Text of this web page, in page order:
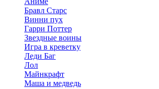
Бравл Старс
Винни пух
Гарри Поттер
Звездные воины
Игра в креветку
Леди Баг
Лол
Майнкрафт
Маша и медведь